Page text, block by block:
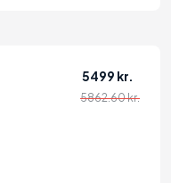
5499 kr.
5862.60 kr.